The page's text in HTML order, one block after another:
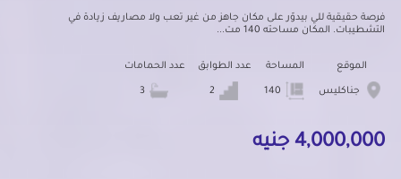
فرصة حقيقية للي بيدوّر على مكان جاهز من غير تعب ولا مصاريف زيادة في
التشطيبات. المكان مساحته 140 مت...
الموقع
جناكليس
المساحة عدد الطوابق عدد الحمامات
4,000,000 جنيه